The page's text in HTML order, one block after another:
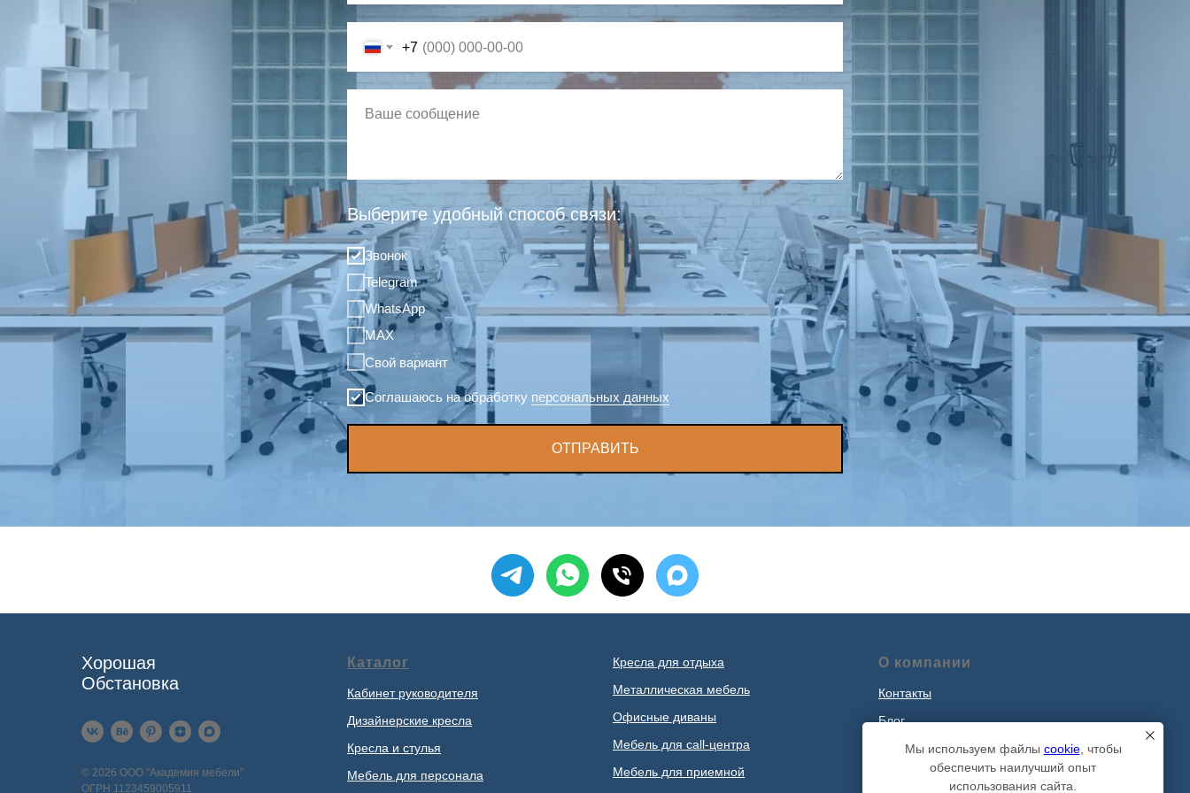
+7
Выберите удобный способ связи:
Звонок
Telegram
WhatsApp
MAX
Свой вариант
Соглашаюсь на обработку персональных данных
ОТПРАВИТЬ
Мы используем файлы cookie, чтобы
обеспечить наилучший опыт
использования сайта.
Хорошая
Обстановка
© 2026 ООО "Академия мебели"
ОГРН 1123459005911
Каталог
Кабинет руководителя
Дизайнерские кресла
Кресла и стулья
Мебель для персонала
Кресла для отдыха
Металлическая мебель
Офисные диваны
Мебель для call-центра
Мебель для приемной
О компании
Контакты
Блог
Наши проекты
Политика обработки персональных